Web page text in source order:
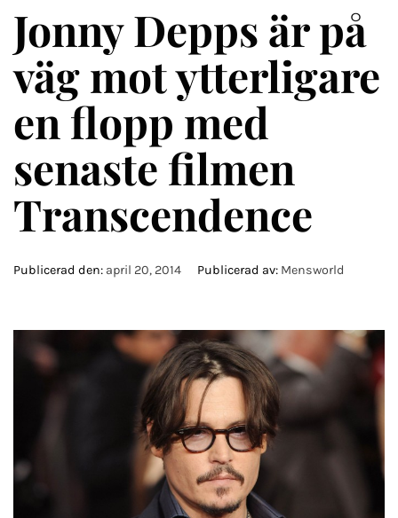
Jonny Depps är på
väg mot ytterligare
en flopp med
senaste filmen
Transcendence
Publicerad den: april 20, 2014 Publicerad av: Mensworld